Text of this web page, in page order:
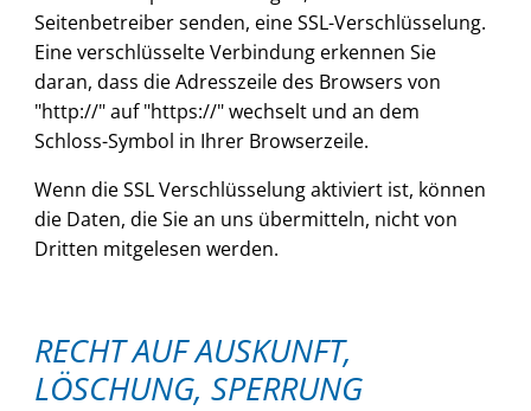
Seitenbetreiber senden, eine SSL-Verschlüsselung.
Eine verschlüsselte Verbindung erkennen Sie
daran, dass die Adresszeile des Browsers von
"http://" auf "https://" wechselt und an dem
Schloss-Symbol in Ihrer Browserzeile.
Wenn die SSL Verschlüsselung aktiviert ist, können
die Daten, die Sie an uns übermitteln, nicht von
Dritten mitgelesen werden.
RECHT AUF AUSKUNFT,
LÖSCHUNG, SPERRUNG